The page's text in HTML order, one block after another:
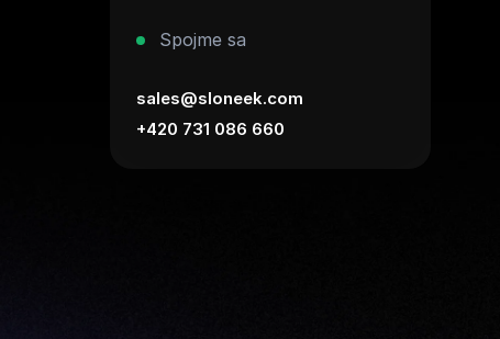
Spojme sa
sales@sloneek.com
+420 731 086 660